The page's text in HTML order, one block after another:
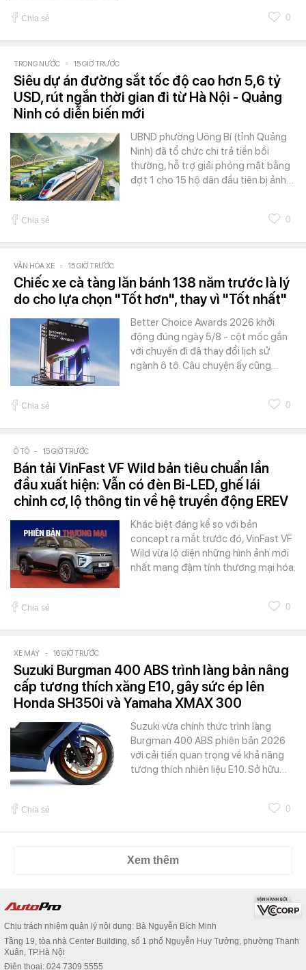
Chia sẻ 0
TRONG NƯỚC - 15 GIỜ TRƯỚC
Siêu dự án đường sắt tốc độ cao hơn 5,6 tỷ
USD, rút ngắn thời gian đi từ Hà Nội - Quảng
Ninh có diễn biến mới
UBND phường Uông Bí (tỉnh Quảng
Ninh) đã tổ chức chi trả tiền bồi
thường, hỗ trợ giải phóng mặt bằng
đợt 1 cho 15 hộ dân đầu tiên bị ảnh…
Chia sẻ 0
VĂN HÓA XE - 15 GIỜ TRƯỚC
Chiếc xe cà tàng lăn bánh 138 năm trước là lý
do cho lựa chọn "Tốt hơn", thay vì "Tốt nhất"
Better Choice Awards 2026 khởi
động đúng ngày 5/8 - cột mốc gắn
với chuyến đi đã thay đổi lịch sử
ngành ô tô. Câu chuyện ấy cũng…
Chia sẻ 0
Ô TÔ - 15 GIỜ TRƯỚC
Bán tải VinFast VF Wild bản tiêu chuẩn lần
đầu xuất hiện: Vẫn có đèn Bi-LED, ghế lái
chỉnh cơ, lộ thông tin về hệ truyền động EREV
Khác biệt đáng kể so với bản
concept ra mắt trước đó, VinFast VF
Wild vừa lộ diện những hình ảnh mới
nhất mang đậm tính thương mại hóa.
Chia sẻ 0
XE MÁY - 16 GIỜ TRƯỚC
Suzuki Burgman 400 ABS trình làng bản nâng
cấp tương thích xăng E10, gây sức ép lên
Honda SH350i và Yamaha XMAX 300
Suzuki vừa chính thức trình làng
Burgman 400 ABS phiên bản 2026
với cải tiến quan trọng về khả năng
tương thích nhiên liệu E10. Sở hữu…
Chia sẻ 0
Xem thêm
Chịu trách nhiệm quản lý nội dung: Bà Nguyễn Bích Minh
Tầng 19, tòa nhà Center Building, số 1 phố Nguyễn Huy Tưởng, phường Thanh
Xuân, TP.Hà Nội
Điện thoại: 024 7309 5555